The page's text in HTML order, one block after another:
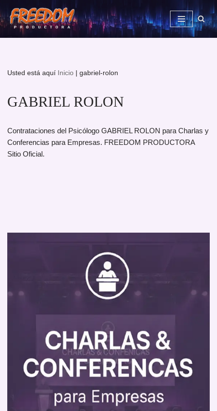
Saltar
al
Usted está aquí Inicio | gabriel-rolon
GABRIEL ROLON
Contrataciones del Psicólogo GABRIEL ROLON para Charlas y
Conferencias para Empresas. FREEDOM PRODUCTORA
Sitio Oficial.